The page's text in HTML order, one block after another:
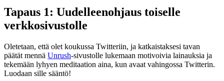
Tapaus 1: Uudelleenohjaus toiselle
verkkosivustolle
Oletetaan, että olet koukussa Twitteriin, ja katkaistaksesi tavan
päätät mennä Unrush-sivustolle lukemaan motivoivia lainauksia ja
tekemään lyhyen meditaation aina, kun avaat vahingossa Twitterin.
Luodaan sille sääntö!